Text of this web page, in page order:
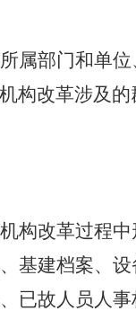
属部门和单
构改革涉及
构改革过程中
基建档案、设
已故人员人